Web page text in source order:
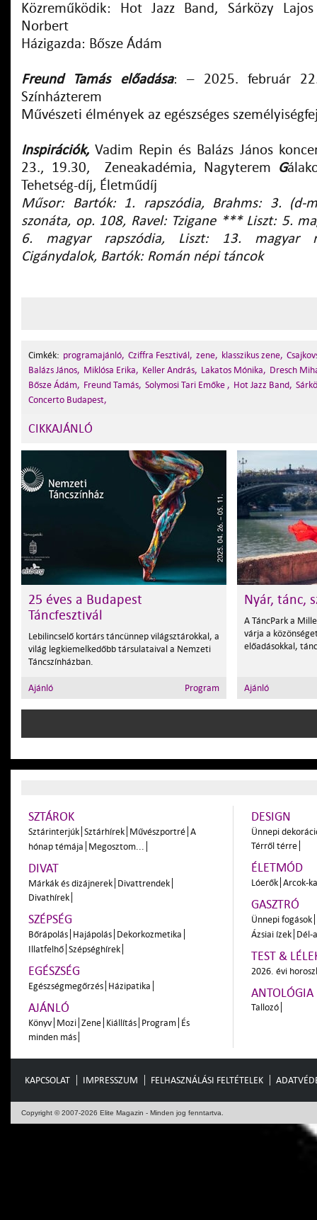
Közreműködik: Hot Jazz Band, Sárközy
Norbert
Házigazda: Bősze Ádám
Freund Tamás előadása:– 2025. február
Színházterem
Művészeti élmények az egészséges
Inspirációk, Vadim Repin és Balázs János
23., 19.30, Zeneakadémia, Nagyterem G
Tehetség-díj, Életműdíj
Műsor: Bartók: 1. rapszódia, Brahms: 3. (d-
szonáta, op. 108, Ravel: Tzigane *** Liszt: 5.
6. magyar rapszódia, Liszt: 13. magyar
Cigánydalok, Bartók: Román népi táncok
Cimkék: programajánló, Cziffra Fesztivál, zene, klasszikus zene,
Balázs János, Miklósa Erika, Keller András, Lakatos Mónika, Dresch
Bősze Ádám, Freund Tamás, Solymosi Tari Emőke , Hot Jazz Band,
Concerto Budapest,
CIKKAJÁNLÓ
25 éves a Budapest
Táncfesztivál
Lebilincselő kortárs táncünnep világsztárokkal, a
világ legkiemelkedőbb társulataival a Nemzeti
Táncszínházban.
Ajánló Program
Nyár, tánc,
A TáncPark a
várja a
előadásokkal,
Ajánló
SZTÁROK
Sztárinterjúk Sztárhírek Művészportré A
hónap témája Megosztom...
DIVAT
Márkák és dizájnerek Divattrendek
Divathírek
SZÉPSÉG
Bőrápolás Hajápolás Dekorkozmetika
Illatfelhő Szépséghírek
EGÉSZSÉG
Egészségmegőrzés Házipatika
AJÁNLÓ
Könyv Mozi Zene Kiállítás Program És
minden más
DESIGN
Ünnepi
Térről térre
ÉLETMÓD
Lóerők Arcok-
GASZTRÓ
Ünnepi fogások
Ázsiai ízek Dél-
TEST &
2026. évi
ANTOLÓGIA
Tallozó
KAPCSOLAT IMPRESSZUM FELHASZNÁLÁSI FELTÉTELEK
Copyright © 2007-2026 Elite Magazin - Minden jog fenntartva.